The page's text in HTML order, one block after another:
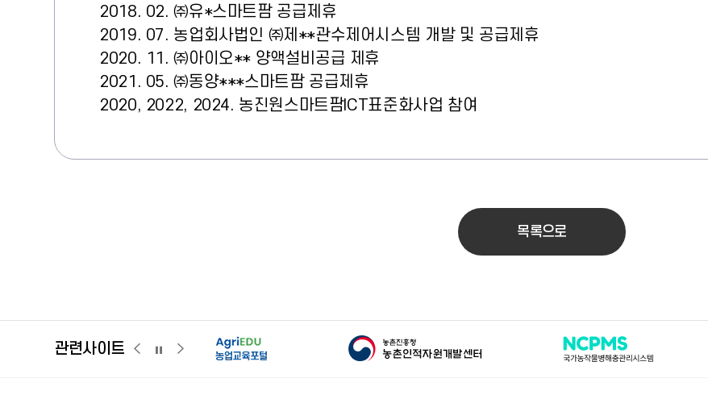
2018. 02. ㈜유*스마트팜 공급제휴
2019. 07. 농업회사법인 ㈜제**관수제어시스템 개발 및 공급제휴
2020. 11. ㈜아이오** 양액설비공급 제휴
2021. 05. ㈜동양***스마트팜 공급제휴
2020, 2022, 2024. 농진원스마트팜ICT표준화사업 참여
목록으로
관련사이트
관련사이트관련사이트
관련사이트농업교육포털 농촌인적자원개발센터 국가농작물병해충관리시스템